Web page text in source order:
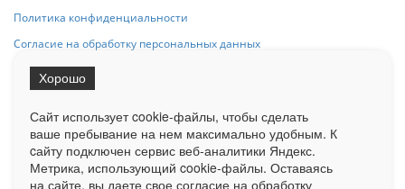
Политика конфиденциальности
Согласие на обработку персональных данных
на Сетевое издание «ОрелТаймс» обязательна.
Ограниченная статистика посещаемости доступна на сайте
Liveinternet.ru . Подробная статистика для рекламодателей по запросу
у менеджера.
Сайт использует cookie-файлы, чтобы сделать
ваше пребывание на нем максимально удобным. К
cайту подключен сервис веб-аналитики Яндекс.
Метрика, использующий cookie-файлы. Оставаясь
на сайте, вы даете свое согласие на обработку
Хорошо